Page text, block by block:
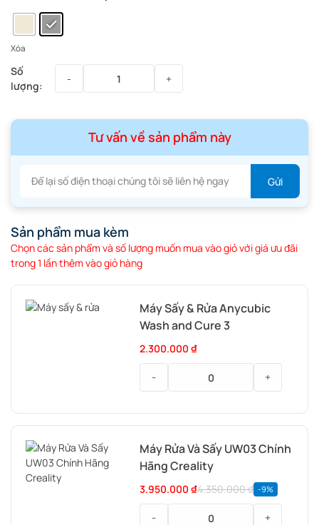
Xóa
Tư vấn về sản phẩm này
Sản phẩm mua kèm
Chọn các sản phẩm và số lượng muốn mua vào giỏ với giá ưu đãi
trong 1 lần thêm vào giỏ hàng
Rửa
Anycubic
and
Máy Sấy & Rửa Anycubic
Wash and Cure 3
- +
2.300.000 ₫
Máy Rửa Và Sấy UW03 Chính
Hãng Creality
- +
4.350.000₫
3.950.000 ₫ -9%